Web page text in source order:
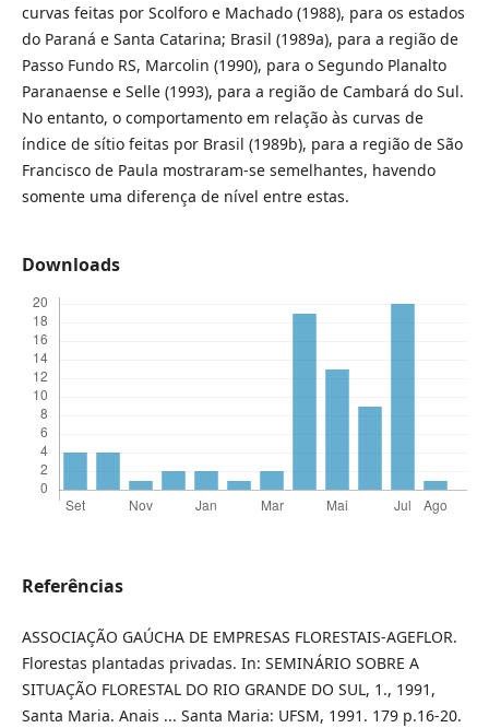
curvas feitas por Scolforo e Machado (1988), para os estados
do Paraná e Santa Catarina; Brasil (1989a), para a região de
Passo Fundo RS, Marcolin (1990), para o Segundo Planalto
Paranaense e Selle (1993), para a região de Cambará do Sul.
No entanto, o comportamento em relação às curvas de
índice de sítio feitas por Brasil (1989b), para a região de São
Francisco de Paula mostraram-se semelhantes, havendo
somente uma diferença de nível entre estas.
Downloads
Referências
ASSOCIAÇÃO GAÚCHA DE EMPRESAS FLORESTAIS-AGEFLOR.
Florestas plantadas privadas. In: SEMINÁRIO SOBRE A
SITUAÇÃO FLORESTAL DO RIO GRANDE DO SUL, 1., 1991,
Santa Maria. Anais ... Santa Maria: UFSM, 1991. 179 p.16-20.